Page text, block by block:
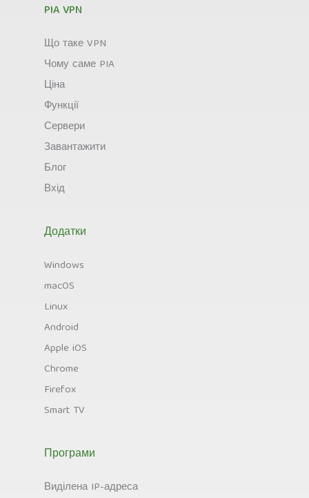
PIA VPN
Що таке VPN
Чому саме PIA
Ціна
Функції
Сервери
Завантажити
Блог
Вхід
Додатки
Windows
macOS
Linux
Android
Apple iOS
Chrome
Firefox
Smart TV
Програми
Виділена IP-адреса